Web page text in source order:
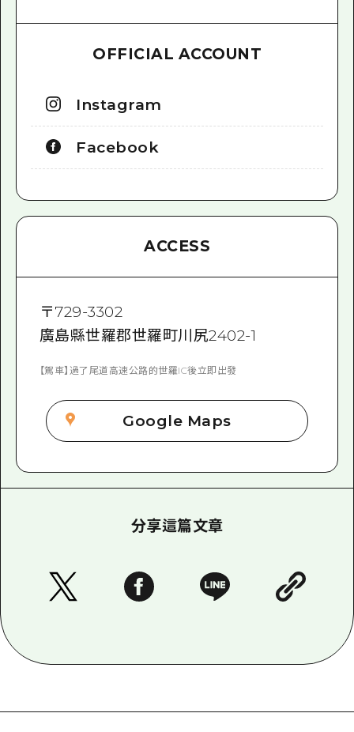
OFFICIAL ACCOUNT
Instagram
Facebook
ACCESS
〒729-3302
廣島縣世羅郡世羅町川尻2402-1
【駕車】過了尾道高速公路的世羅IC後立即出發
Google Maps
分享這篇文章